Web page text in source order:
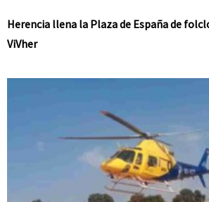
Herencia llena la Plaza de España de
ViVher